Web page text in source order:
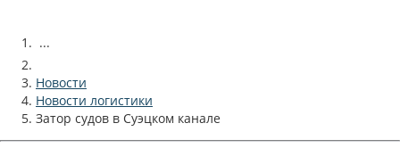
...
Новости
Новости логистики
Затор судов в Суэцком канале